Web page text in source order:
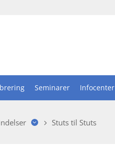
Seminarer Infocenter
Stuts til Stuts